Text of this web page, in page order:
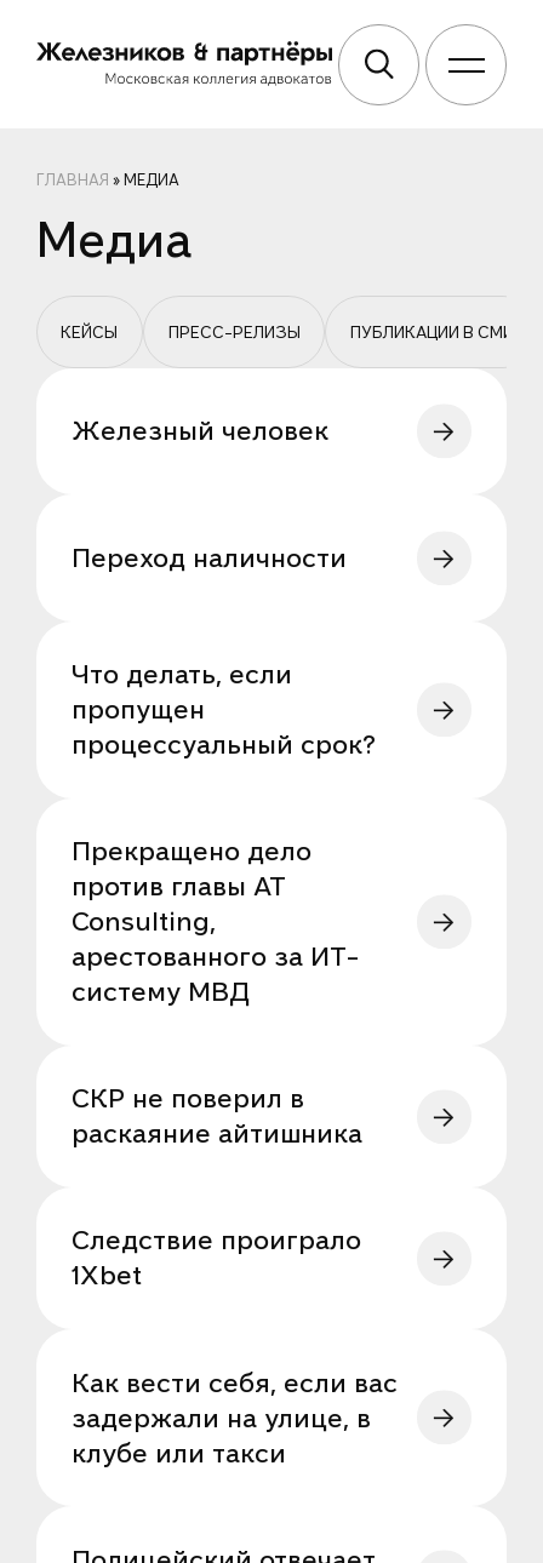
ГЛАВНАЯ » МЕДИА
Медиа
КЕЙСЫ ПРЕСС-РЕЛИЗЫ ПУБЛИКАЦИИ В СМИ
Железный человек
Переход наличности
Что делать, если
пропущен
процессуальный срок?
Прекращено дело
против главы AT
Consulting,
арестованного за ИТ-
систему МВД
СКР не поверил в
раскаяние айтишника
Следствие проиграло
1Xbet
Как вести себя, если вас
задержали на улице, в
клубе или такси